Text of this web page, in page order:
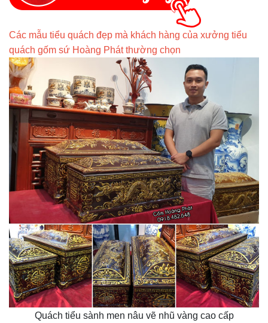
Các mẫu tiểu quách đẹp mà khách hàng của xưởng tiểu
quách gốm sứ Hoàng Phát thường chọn
Quách tiểu sành men nâu vẽ nhũ vàng cao cấp